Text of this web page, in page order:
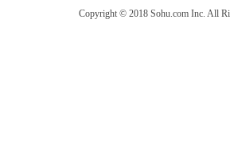
Copyright © 2018 Sohu.com Inc. All